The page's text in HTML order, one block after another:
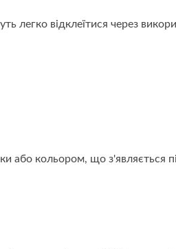
легко відклеїтися через
або кольором, що з'являється